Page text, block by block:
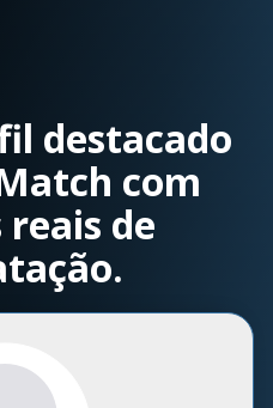
destacado
com
reais de